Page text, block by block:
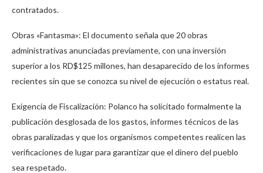
contratados.
Obras «Fantasma»: El documento señala que 20 obras
administrativas anunciadas previamente, con una inversión
superior a los RD$125 millones, han desaparecido de los informes
recientes sin que se conozca su nivel de ejecución o estatus real.
Exigencia de Fiscalización: Polanco ha solicitado formalmente la
publicación desglosada de los gastos, informes técnicos de las
obras paralizadas y que los organismos competentes realicen las
verificaciones de lugar para garantizar que el dinero del pueblo
sea respetado.